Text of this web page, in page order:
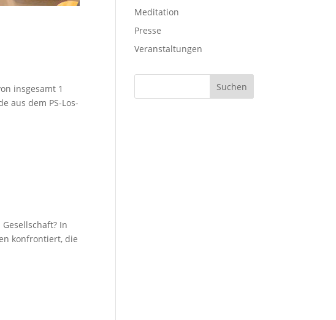
insgesamt 1
aus dem PS-Los-
In
konfrontiert, die
Meditation
Presse
Veranstaltungen
Suchen